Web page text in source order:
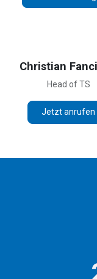
Christian
Head of TS
Jetzt anrufen